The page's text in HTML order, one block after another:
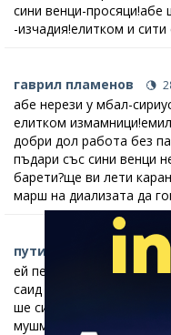
сини венци-просяци!абе
-изчадия!елитком и
гаврил пламенов
абе нерези у мбал-
елитком
добри дол работа без
пъдари със сини венци
барети?ще ви лети
марш на диализата да
путио маринкин
eй пепеливи тумбаци у
саид ей идиоти дето
ше си гоните ташаците
мушмули бе нещастни